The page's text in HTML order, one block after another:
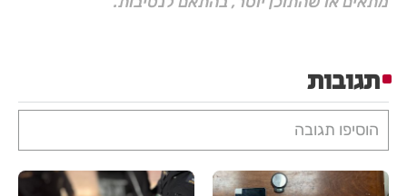
תגובות
הוסיפו תגובה